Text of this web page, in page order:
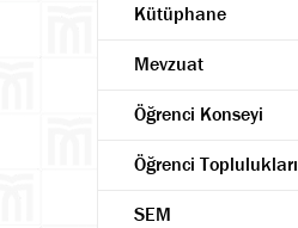
Kütüphane
Mevzuat
Öğrenci Konseyi
Öğrenci Toplulukları
SEM